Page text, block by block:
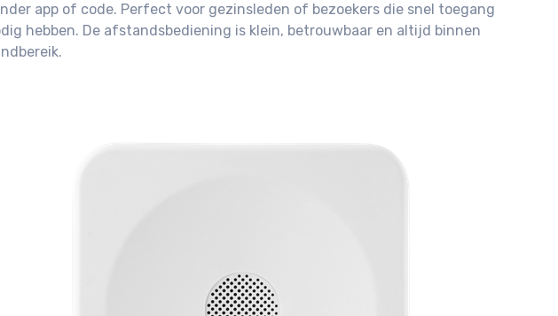
app of code. Perfect voor gezinsleden of bezoekers die snel toegang
hebben. De afstandsbediening is klein, betrouwbaar en altijd binnen